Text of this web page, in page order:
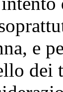
e
dei